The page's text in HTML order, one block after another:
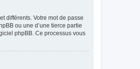
différents. Votre mot de passe
ou une d’une tierce partie
phpBB. Ce processus vous